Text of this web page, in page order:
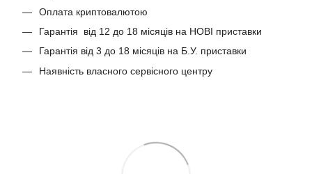
Оплата криптовалютою
Гарантія від 12 до 18 місяців на НОВІ приставки
Гарантія від 3 до 18 місяців на Б.У. приставки
Наявність власного сервісного центру